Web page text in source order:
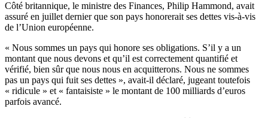
Côté britannique, le ministre des Finances, Philip Hammond, avait
assuré en juillet dernier que son pays honorerait ses dettes vis-à-vis
de l’Union européenne.
« Nous sommes un pays qui honore ses obligations. S’il y a un
montant que nous devons et qu’il est correctement quantifié et
vérifié, bien sûr que nous nous en acquitterons. Nous ne sommes
pas un pays qui fuit ses dettes », avait-il déclaré, jugeant toutefois
« ridicule » et « fantaisiste » le montant de 100 milliards d’euros
parfois avancé.